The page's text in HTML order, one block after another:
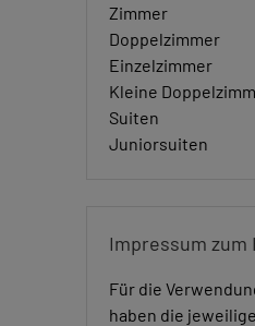
Zimmer
Doppelzimmer
Einzelzimmer
Kleine
Suiten
Juniorsuiten
Impressum zum
Für die
haben die